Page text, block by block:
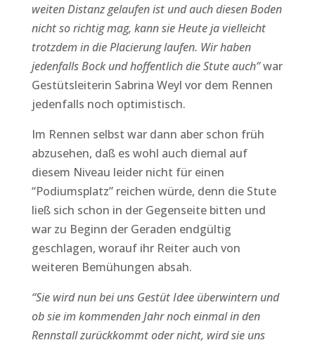
weiten Distanz gelaufen ist und auch diesen Boden
nicht so richtig mag, kann sie Heute ja vielleicht
trotzdem in die Placierung laufen. Wir haben
jedenfalls Bock und hoffentlich die Stute auch”war
Gestütsleiterin Sabrina Weyl vor dem Rennen
jedenfalls noch optimistisch.
Im Rennen selbst war dann aber schon früh
abzusehen, daß es wohl auch diemal auf
diesem Niveau leider nicht für einen
“Podiumsplatz” reichen würde, denn die Stute
ließ sich schon in der Gegenseite bitten und
war zu Beginn der Geraden endgültig
geschlagen, worauf ihr Reiter auch von
weiteren Bemühungen absah.
“Sie wird nun bei uns Gestüt Idee überwintern und
ob sie im kommenden Jahr noch einmal in den
Rennstall zurückkommt oder nicht, wird sie uns